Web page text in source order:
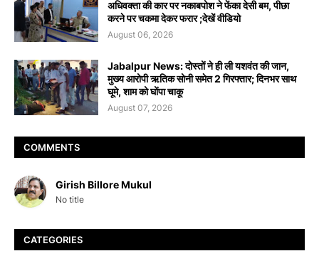
अधिवक्ता की कार पर नकाबपोश ने फेंका देसी बम, पीछा
करने पर चकमा देकर फरार ;देखें वीडियो
August 06, 2026
Jabalpur News: दोस्तों ने ही ली यशवंत की जान,
मुख्य आरोपी ऋतिक सोनी समेत 2 गिरफ्तार; दिनभर साथ
घूमे, शाम को घोंपा चाकू
August 07, 2026
COMMENTS
Girish Billore Mukul
No title
CATEGORIES